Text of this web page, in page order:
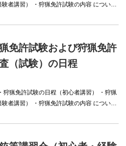
者講習） ・狩猟免許試験の内容 につい…
免許試験および狩猟免許
（試験）の日程
狩猟免許試験の日程（初心者講習） ・狩猟
者講習） ・狩猟免許試験の内容 につい…